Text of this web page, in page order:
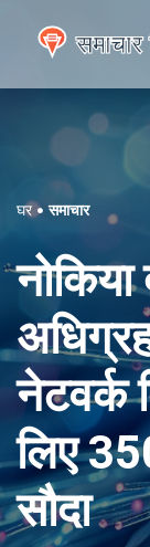
घर समाचार
नोकिया
नेटवर्क
लिए
सौदा